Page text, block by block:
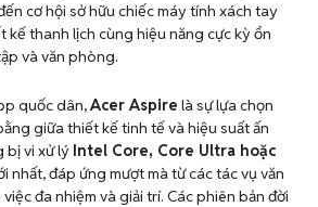
cơ hội sở hữu chiếc máy tính xách tay
thanh lịch cùng hiệu năng cực kỳ ổn
và văn phòng.
quốc dân,Acer Aspire là sự lựa chọn
giữa thiết kế tinh tế và hiệu suất ấn
bị vi xử lý Intel Core, Core Ultra hoặc
nhất, đáp ứng mượt mà từ các tác vụ văn
đa nhiệm và giải trí. Các phiên bản đời